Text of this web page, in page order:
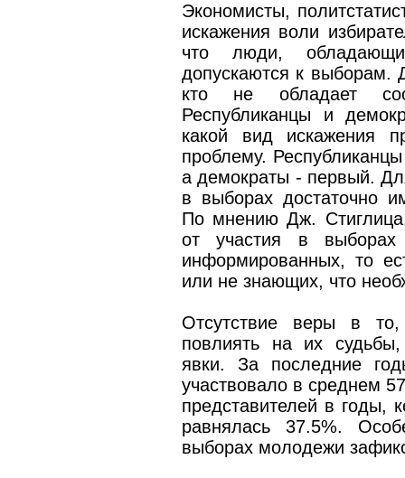
Экономисты,
искажения воли
что люди,
допускаются к выборам.
кто не обладает
Республиканцы и
какой вид искажения
проблему.
а демократы - первый.
в выборах достаточно
По мнению Дж. Стиглица,
от участия в
информированных, то
или не знающих, что
Отсутствие веры в
повлиять на их
явки. За последние
участвовало в среднем
представителей в годы,
равнялась 37.5%.
выборах молодежи